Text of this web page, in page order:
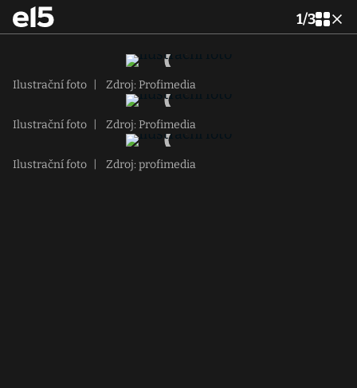
1/3
Ilustrační foto Zdroj: Profimedia
Ilustrační foto Zdroj: Profimedia
Ilustrační foto Zdroj: profimedia